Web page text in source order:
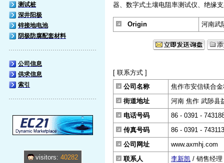
测试桩
深井阳极
锌接地电池
阴极防腐配套材料
公司信息
供求信息
索引
visitors: 40282
器、数字式土壤电阻率测试仪、绝缘
Origin 河南武
[ 联系方式 ]
公司名称
焦作市安信镁合
街道地址
河南 焦作 武陟县
电话号码
86 - 0391 -
传真号码
86 - 0391 -
公司网址
www.axmhj.com
联系人
李新凯 / 销售经理